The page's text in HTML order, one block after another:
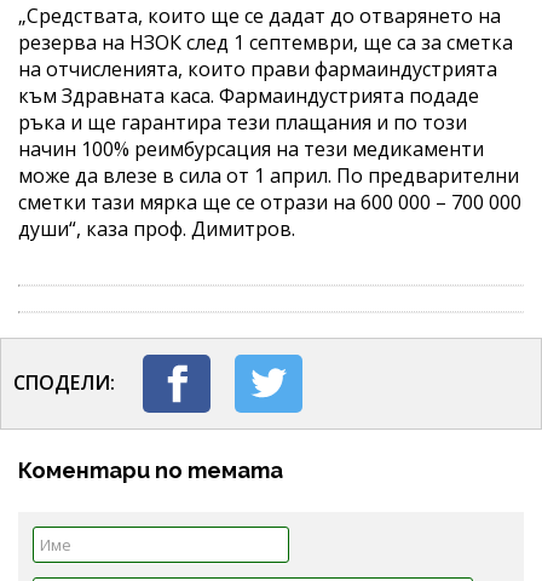
„Средствата, които ще се дадат до отварянето на
резерва на НЗОК след 1 септември, ще са за сметка
на отчисленията, които прави фармаиндустрията
към Здравната каса. Фармаиндустрията подаде
ръка и ще гарантира тези плащания и по този
начин 100% реимбурсация на тези медикаменти
може да влезе в сила от 1 април. По предварителни
сметки тази мярка ще се отрази на 600 000 – 700 000
души“, каза проф. Димитров.
СПОДЕЛИ:
Коментари по темата